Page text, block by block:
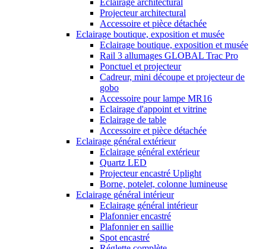
Eclairage architectural
Projecteur architectural
Accessoire et pièce détachée
Eclairage boutique, exposition et musée
Eclairage boutique, exposition et musée
Rail 3 allumages GLOBAL Trac Pro
Ponctuel et projecteur
Cadreur, mini découpe et projecteur de
gobo
Accessoire pour lampe MR16
Eclairage d'appoint et vitrine
Eclairage de table
Accessoire et pièce détachée
Eclairage général extérieur
Eclairage général extérieur
Quartz LED
Projecteur encastré Uplight
Borne, potelet, colonne lumineuse
Eclairage général intérieur
Eclairage général intérieur
Plafonnier encastré
Plafonnier en saillie
Spot encastré